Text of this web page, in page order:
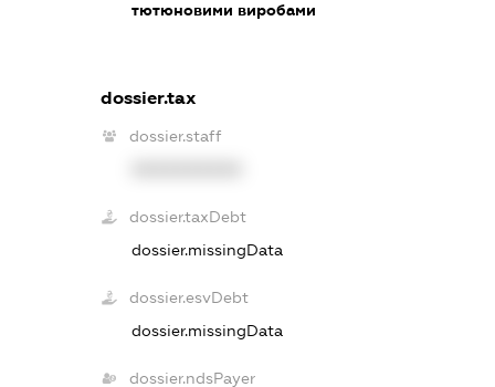
тютюновими виробами
dossier.tax
dossier.staff
dossier.taxDebt
dossier.missingData
dossier.esvDebt
dossier.missingData
dossier.ndsPayer